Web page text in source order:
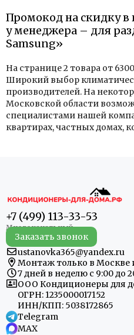
Промокод на скидку в
у менеджера – для
Samsung»
На странице 2 товара от
Широкий выбор
производителей. На
Московской области
специалистами нашей
квартирах, частных домах,
+7 (499) 113-33-53
Заказать звонок
ustanovka365@yandex.ru
Монтаж только в Москве
7 дней в неделю с 9:00 до
ООО Кондиционеры для
ОГРН: 1235000017152
ИНН/КПП: 5038172865
Telegram
MAX